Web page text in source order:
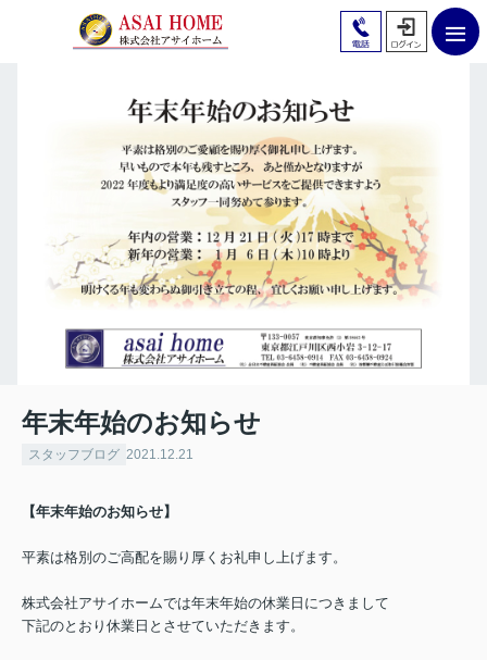
年末年始のお知らせ
スタッフブログ 2021.12.21
【年末年始のお知らせ】
平素は格別のご高配を賜り厚くお礼申し上げます。
株式会社アサイホームでは年末年始の休業日につきまして
下記のとおり 休業日とさせていただきます。